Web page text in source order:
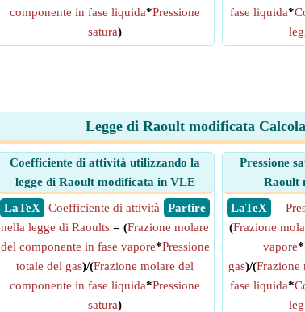
componente in fase liquida*Pressione
satura)
fase liquida*
Legge di Raoult modificata
Coefficiente di attività utilizzando la
legge di Raoult modificata in VLE
​ LaTeX
​ Partire
Coefficiente di attività
nella legge di Raoults = (Frazione molare
del componente in fase vapore*Pressione
totale del gas)/(Frazione molare del
componente in fase liquida*Pressione
satura)
Pressione
Raoult
​ LaTeX
(Frazione
vapore*
gas)/(Frazione
fase liquida*